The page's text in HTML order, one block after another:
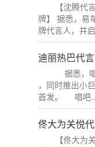
【沈腾代
牌】 据悉，易
牌代言人，并
迪丽热巴代
据悉，
，同时推出小
首发。 唱吧
佟大为关悦
【佟大为